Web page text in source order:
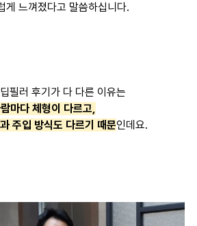
게 느껴졌다고 말씀하십니다.
필러 후기가 다 다른 이유는
마다 체형이 다르고,
주입 방식도 다르기 때문인데요.